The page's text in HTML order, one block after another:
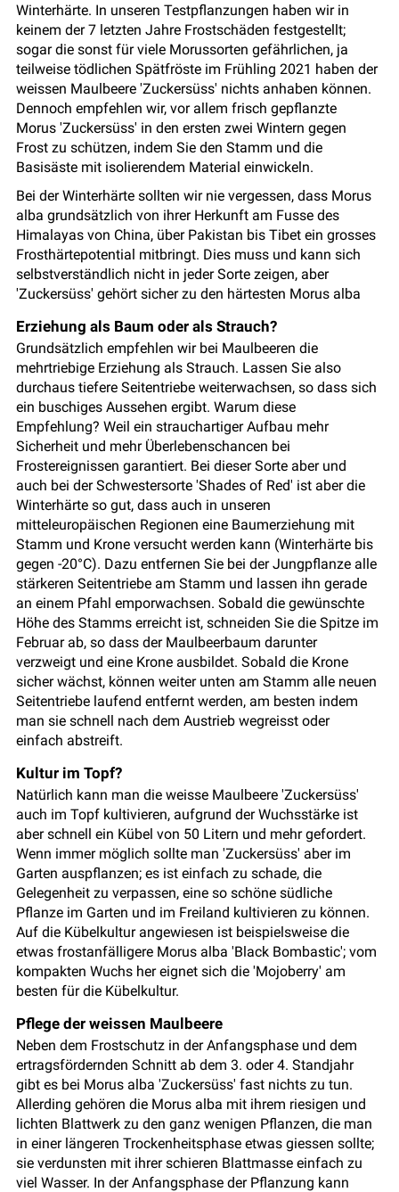
Winterhärte. In unseren Testpflanzungen haben wir in
keinem der 7 letzten Jahre Frostschäden festgestellt;
sogar die sonst für viele Morussorten gefährlichen, ja
teilweise tödlichen Spätfröste im Frühling 2021 haben der
weissen Maulbeere 'Zuckersüss' nichts anhaben können.
Dennoch empfehlen wir, vor allem frisch gepflanzte
Morus 'Zuckersüss' in den ersten zwei Wintern gegen
Frost zu schützen, indem Sie den Stamm und die
Basisäste mit isolierendem Material einwickeln.
Bei der Winterhärte sollten wir nie vergessen, dass Morus
alba grundsätzlich von ihrer Herkunft am Fusse des
Himalayas von China, über Pakistan bis Tibet ein grosses
Frosthärtepotential mitbringt. Dies muss und kann sich
selbstverständlich nicht in jeder Sorte zeigen, aber
'Zuckersüss' gehört sicher zu den härtesten Morus alba
Erziehung als Baum oder als Strauch?
Grundsätzlich empfehlen wir bei Maulbeeren die
mehrtriebige Erziehung als Strauch. Lassen Sie also
durchaus tiefere Seitentriebe weiterwachsen, so dass sich
ein buschiges Aussehen ergibt. Warum diese
Empfehlung? Weil ein strauchartiger Aufbau mehr
Sicherheit und mehr Überlebenschancen bei
Frostereignissen garantiert. Bei dieser Sorte aber und
auch bei der Schwestersorte 'Shades of Red' ist aber die
Winterhärte so gut, dass auch in unseren
mitteleuropäischen Regionen eine Baumerziehung mit
Stamm und Krone versucht werden kann (Winterhärte bis
gegen -20°C). Dazu entfernen Sie bei der Jungpflanze alle
stärkeren Seitentriebe am Stamm und lassen ihn gerade
an einem Pfahl emporwachsen. Sobald die gewünschte
Höhe des Stamms erreicht ist, schneiden Sie die Spitze im
Februar ab, so dass der Maulbeerbaum darunter
verzweigt und eine Krone ausbildet. Sobald die Krone
sicher wächst, können weiter unten am Stamm alle neuen
Seitentriebe laufend entfernt werden, am besten indem
man sie schnell nach dem Austrieb wegreisst oder
einfach abstreift.
Kultur im Topf?
Natürlich kann man die weisse Maulbeere 'Zuckersüss'
auch im Topf kultivieren, aufgrund der Wuchsstärke ist
aber schnell ein Kübel von 50 Litern und mehr gefordert.
Wenn immer möglich sollte man 'Zuckersüss' aber im
Garten auspflanzen; es ist einfach zu schade, die
Gelegenheit zu verpassen, eine so schöne südliche
Pflanze im Garten und im Freiland kultivieren zu können.
Auf die Kübelkultur angewiesen ist beispielsweise die
etwas frostanfälligere Morus alba 'Black Bombastic'; vom
kompakten Wuchs her eignet sich die 'Mojoberry' am
besten für die Kübelkultur.
Pflege der weissen Maulbeere
Neben dem Frostschutz in der Anfangsphase und dem
ertragsfördernden Schnitt ab dem 3. oder 4. Standjahr
gibt es bei Morus alba 'Zuckersüss' fast nichts zu tun.
Allerding gehören die Morus alba mit ihrem riesigen und
lichten Blattwerk zu den ganz wenigen Pflanzen, die man
in einer längeren Trockenheitsphase etwas giessen sollte;
sie verdunsten mit ihrer schieren Blattmasse einfach zu
viel Wasser. In der Anfangsphase der Pflanzung kann